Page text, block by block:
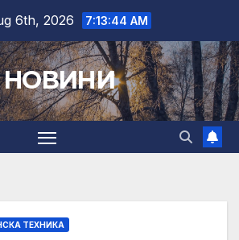
6th, 2026 7:13:45 AM
НОВИНИ
ТЕХНИКА